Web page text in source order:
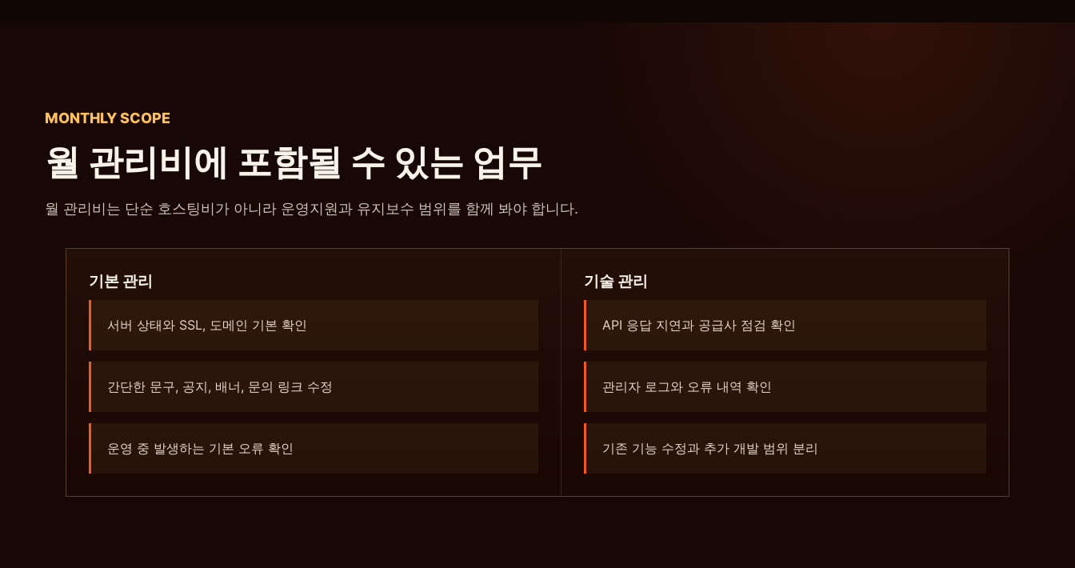
MONTHLY SCOPE
월 관리비에 포함될 수 있는 업무
월 관리비는 단순 호스팅비가 아니라 운영지원과 유지보수 범위를 함께 봐야 합니다.
기본 관리
서버 상태와 SSL, 도메인 기본 확인
간단한 문구, 공지, 배너, 문의 링크 수정
운영 중 발생하는 기본 오류 확인
기술 관리
API 응답 지연과 공급사 점검 확인
관리자 로그와 오류 내역 확인
기존 기능 수정과 추가 개발 범위 분리